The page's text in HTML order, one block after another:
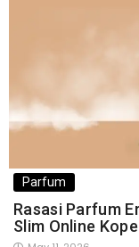
Parfum
Rasasi Parfum
Slim Online